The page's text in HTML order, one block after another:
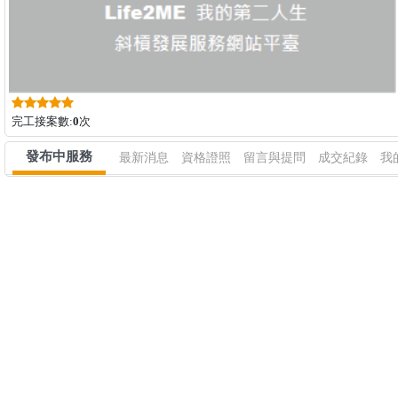
完工接案數:0次
發布中服務 最新消息 資格證照 留言與提問 成交紀錄 我